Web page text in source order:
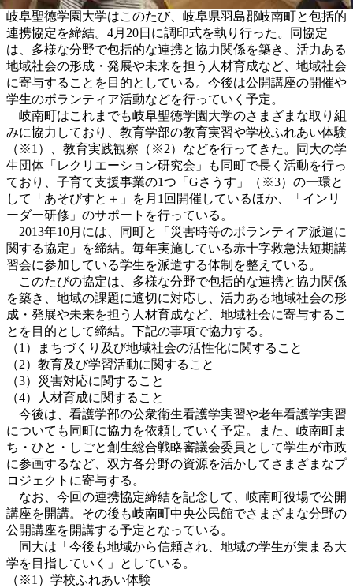
岐阜聖徳学園大学はこのたび、岐阜県羽島郡岐南町と包括的
連携協定を締結。4月20日に調印式を執り行った。同協定
は、多様な分野で包括的な連携と協力関係を築き、活力ある
地域社会の形成・発展や未来を担う人材育成など、地域社会
に寄与することを目的としている。今後は公開講座の開催や
学生のボランティア活動などを行っていく予定。
岐南町はこれまでも岐阜聖徳学園大学のさまざまな取り組
みに協力しており、教育学部の教育実習や学校ふれあい体験
（※1）、教育実践観察（※2）などを行ってきた。同大の学
生団体「レクリエーション研究会」も同町で長く活動を行っ
ており、子育て支援事業の1つ「Gさうす」（※3）の一環と
して「あそびすと＋」を月1回開催しているほか、「インリ
ーダー研修」のサポートを行っている。
2013年10月には、同町と「災害時等のボランティア派遣に
関する協定」を締結。毎年実施している赤十字救急法短期講
習会に参加している学生を派遣する体制を整えている。
このたびの協定は、多様な分野で包括的な連携と協力関係
を築き、地域の課題に適切に対応し、活力ある地域社会の形
成・発展や未来を担う人材育成など、地域社会に寄与するこ
とを目的として締結。下記の事項で協力する。
（1）まちづくり及び地域社会の活性化に関すること
（2）教育及び学習活動に関すること
（3）災害対応に関すること
（4）人材育成に関すること
今後は、看護学部の公衆衛生看護学実習や老年看護学実習
についても同町に協力を依頼していく予定。また、岐南町ま
ち・ひと・しごと創生総合戦略審議会委員として学生が市政
に参画するなど、双方各分野の資源を活かしてさまざまなプ
ロジェクトに寄与する。
なお、今回の連携協定締結を記念して、岐南町役場で公開
講座を開講。その後も岐南町中央公民館でさまざまな分野の
公開講座を開講する予定となっている。
同大は「今後も地域から信頼され、地域の学生が集まる大
学を目指していく」としている。
（※1）学校ふれあい体験